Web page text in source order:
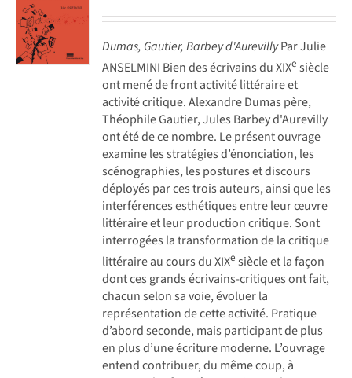
Dumas, Gautier, Barbey d'AurevillyPar Julie
ANSELMINI Bien des écrivains du XIXe siècle
ont mené de front activité littéraire et
activité critique. Alexandre Dumas père,
Théophile Gautier, Jules Barbey d'Aurevilly
ont été de ce nombre. Le présent ouvrage
examine les stratégies d’énonciation, les
scénographies, les postures et discours
déployés par ces trois auteurs, ainsi que les
interférences esthétiques entre leur œuvre
littéraire et leur production critique. Sont
interrogées la transformation de la critique
littéraire au cours du XIXe siècle et la façon
dont ces grands écrivains-critiques ont fait,
chacun selon sa voie, évoluer la
représentation de cette activité. Pratique
d’abord seconde, mais participant de plus
en plus d’une écriture moderne. L’ouvrage
entend contribuer, du même coup, à